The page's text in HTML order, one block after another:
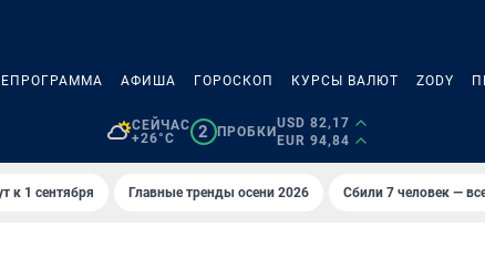
АФИША ГОРОСКОП КУРСЫ ВАЛЮТ ZODY
СЕЙЧАС
+26°C
2 ПРОБКИ
USD 82,17
EUR 94,84
к 1 сентября Главные тренды осени 2026 Сбили 7 человек —